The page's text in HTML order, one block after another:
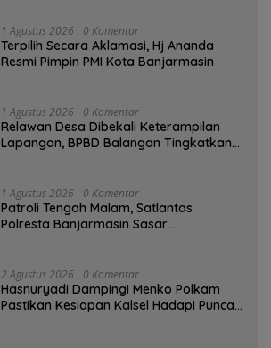
1 Agustus 2026 0 Komentar
‎Terpilih Secara Aklamasi, Hj Ananda
Resmi Pimpin PMI Kota Banjarmasin
1 Agustus 2026 0 Komentar
Relawan Desa Dibekali Keterampilan
Lapangan, BPBD Balangan Tingkatkan
1 Agustus 2026 0 Komentar
Patroli Tengah Malam, Satlantas
Polresta Banjarmasin Sasar
2 Agustus 2026 0 Komentar
Hasnuryadi Dampingi Menko Polkam
Pastikan Kesiapan Kalsel Hadapi Puncak